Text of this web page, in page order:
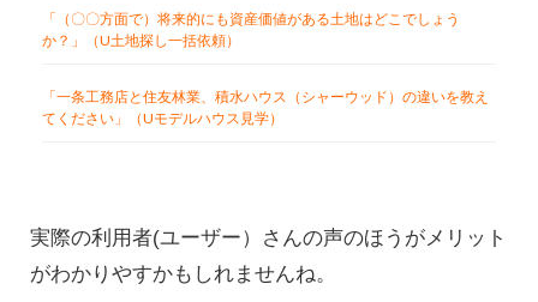
「（〇〇方面で）将来的にも資産価値がある土地はどこでしょう
か？」（U土地探し一括依頼）
「一条工務店と住友林業、積水ハウス（シャーウッド）の違いを教え
てください」（Uモデルハウス見学）
実際の利用者(ユーザー）さんの声のほうがメリット
がわかりやすかもしれませんね。